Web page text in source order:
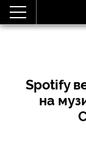
Spotify
на